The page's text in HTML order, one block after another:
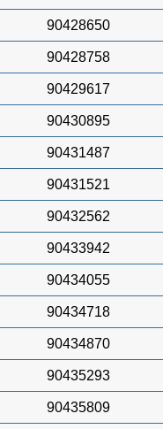
90428650
90428758
90429617
90430895
90431487
90431521
90432562
90433942
90434055
90434718
90434870
90435293
90435809